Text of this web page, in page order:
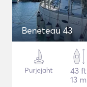
Beneteau 43
Purjejaht
43 ft
13 m